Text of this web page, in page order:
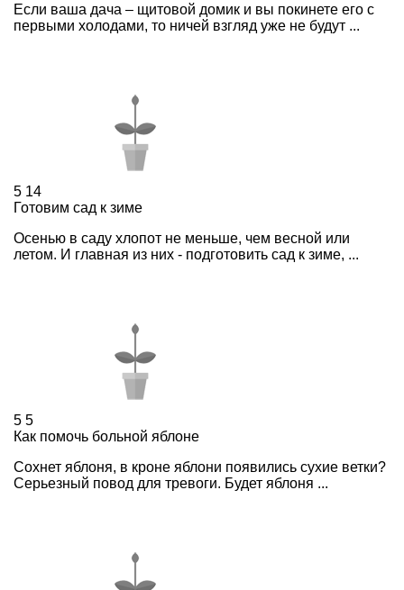
Если ваша дача – щитовой домик и вы покинете его с
первыми холодами, то ничей взгляд уже не будут ...
5 14
Готовим сад к зиме
Осенью в саду хлопот не меньше, чем весной или
летом. И главная из них - подготовить сад к зиме, ...
5 5
Как помочь больной яблоне
Сохнет яблоня, в кроне яблони появились сухие ветки?
Серьезный повод для тревоги. Будет яблоня ...